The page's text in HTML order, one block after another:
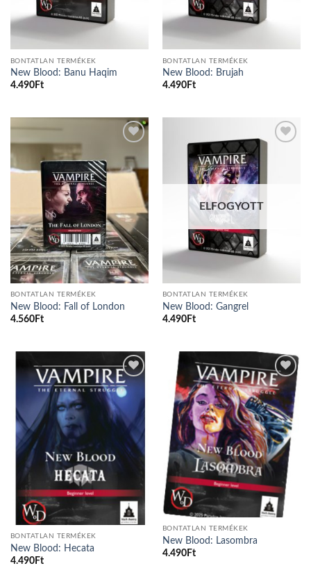
BONTATLAN TERMÉKEK
New Blood: Banu Haqim
4.490Ft
BONTATLAN TERMÉKEK
New Blood: Brujah
4.490Ft
wishlist
BONTATLAN TERMÉKEK
New Blood: Fall of London
4.560Ft
ELFOGYOTT
BONTATLAN TERMÉKEK
New Blood: Gangrel
4.490Ft
Add to
wishlist
BONTATLAN TERMÉKEK
New Blood: Hecata
4.490Ft
Add to
wishlist
BONTATLAN TERMÉKEK
New Blood: Lasombra
4.490Ft